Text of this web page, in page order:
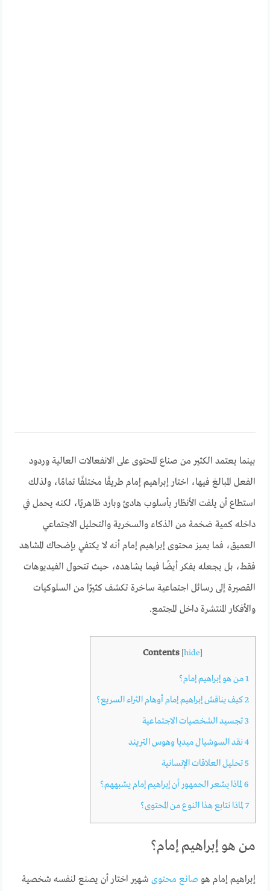
بينما يعتمد الكثير من صناع المحتوى على الانفعالات العالية وردود
الفعل المبالغ فيها، اختار إبراهيم إمام طريقًا مختلفًا تمامًا، ولذلك
استطاع أن يلفت الأنظار بأسلوب هادئ وبارد ظاهريًا، لكنه يحمل في
داخله كمية ضخمة من الذكاء والسخرية والتحليل الاجتماعي
العميق، فما يميز محتوى إبراهيم إمام أنه لا يكتفي بإضحاك المشاهد
فقط، بل يجعله يفكر أيضًا فيما يشاهده، حيث تتحول الفيديوهات
القصيرة إلى رسائل اجتماعية ساخرة تكشف كثيرًا من السلوكيات
والأفكار المنتشرة داخل المجتمع.
Contents [hide]
1من هو إبراهيم إمام؟
2كيف يناقش إبراهيم إمام أوهام الثراء السريع؟
3تجسيد الشخصيات الاجتماعية
4نقد السوشيال ميديا وهوس التريند
5تحليل العلاقات الإنسانية
6لماذا يشعر الجمهور أن إبراهيم إمام يشبههم؟
7لماذا نتابع هذا النوع من المحتوى؟
من هو إبراهيم إمام؟
إبراهيم إمام هو صانع محتوى شهير اختار أن يصنع لنفسه شخصية